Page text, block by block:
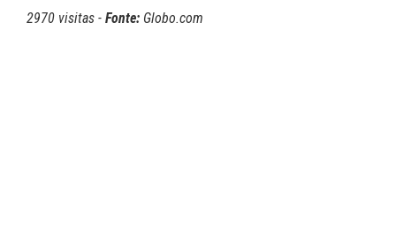
2970 visitas - Fonte: Globo.com